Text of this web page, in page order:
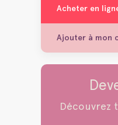
Acheter en
Ajouter à mon
Découvrez